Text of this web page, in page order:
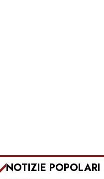
NOTIZIE POPOLARI